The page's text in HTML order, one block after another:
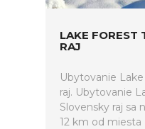
LAKE FOREST
RAJ
Ubytovanie
raj. Ubytovanie
Slovensky raj sa
12 km od miesta